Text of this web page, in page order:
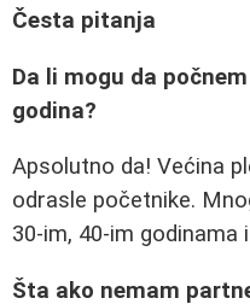
Česta pitanja
Da li mogu da
godina?
Apsolutno da! Većina
odrasle početnike.
30-im, 40-im godinama
Šta ako nemam